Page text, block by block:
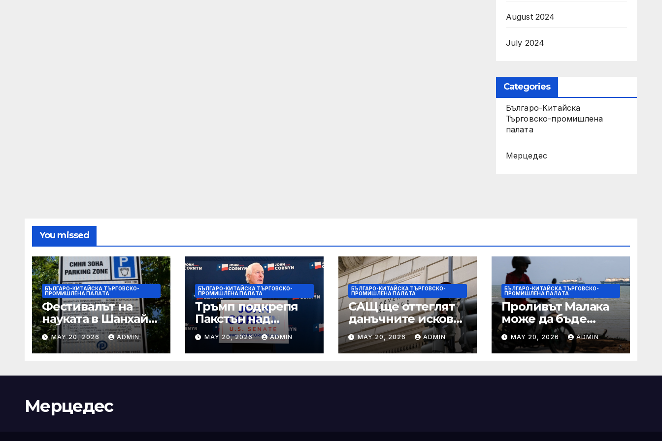
August 2024
July 2024
Categories
Българо-Китайска
Търговско-промишлена
палaта
Мерцедес
You missed
БЪЛГАРО-КИТАЙСКА ТЪРГОВСКО-
ПРОМИШЛЕНА ПАЛAТА
Фестивалът на
науката в Шанхай
2026 обещава
вълнуващи
научно-
иновации
MAY 20, 2026 ADMIN
БЪЛГАРО-КИТАЙСКА ТЪРГОВСКО-
ПРОМИШЛЕНА ПАЛAТА
Тръмп подкрепя
Пакстън над
Корнин за сенатор
от Тексас в
шокираща
MAY 20, 2026 ADMIN
БЪЛГАРО-КИТАЙСКА ТЪРГОВСКО-
ПРОМИШЛЕНА ПАЛAТА
САЩ ще оттеглят
данъчните искове
срещу Тръмп
„завинаги“ в
сделката за
MAY 20, 2026 ADMIN
БЪЛГАРО-КИТАЙСКА ТЪРГОВСКО-
ПРОМИШЛЕНА ПАЛAТА
Проливът Малака
може да бъде
следващата точка,
ако Азия не
внимава
MAY 20, 2026 ADMIN
Мерцедес